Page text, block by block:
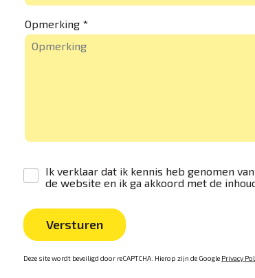
Opmerking *
Ik verklaar dat ik kennis heb genomen
de website en ik ga akkoord met de
Versturen
Deze site wordt beveiligd door reCAPTCHA. Hierop zijn de Google Privacy